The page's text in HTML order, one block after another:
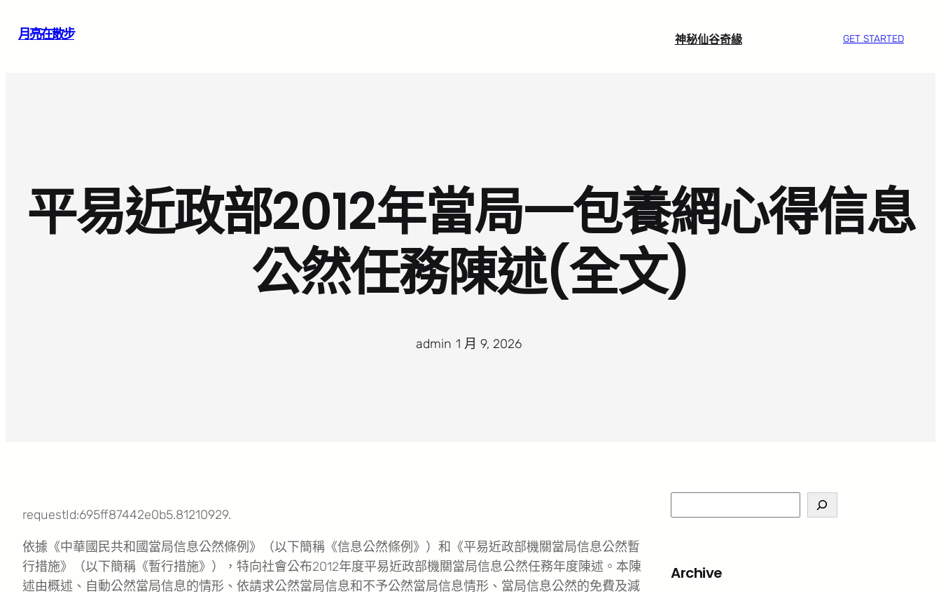
月亮在散步 神秘仙谷奇緣 GET STARTED
平易近政部2012年當局一包養網心得信息
公然任務陳述(全文)
admin 1 月 9, 2026·
requestId:695ff87442e0b5.81210929.
依據《中華國民共和國當局信息公然條例》（以下簡稱《信息公然條例》）和《平易近政部機關當局信息公然暫
行措施》（以下簡稱《暫行措施》），特向社會公布2012年度平易近政部機關當局信息公然任務年度陳述。本陳
述由概述、自動公然當局信息的情形、依請求公然當局信息和不予公然當局信息情形、當局信息公然的免費及減
e
c
Archive